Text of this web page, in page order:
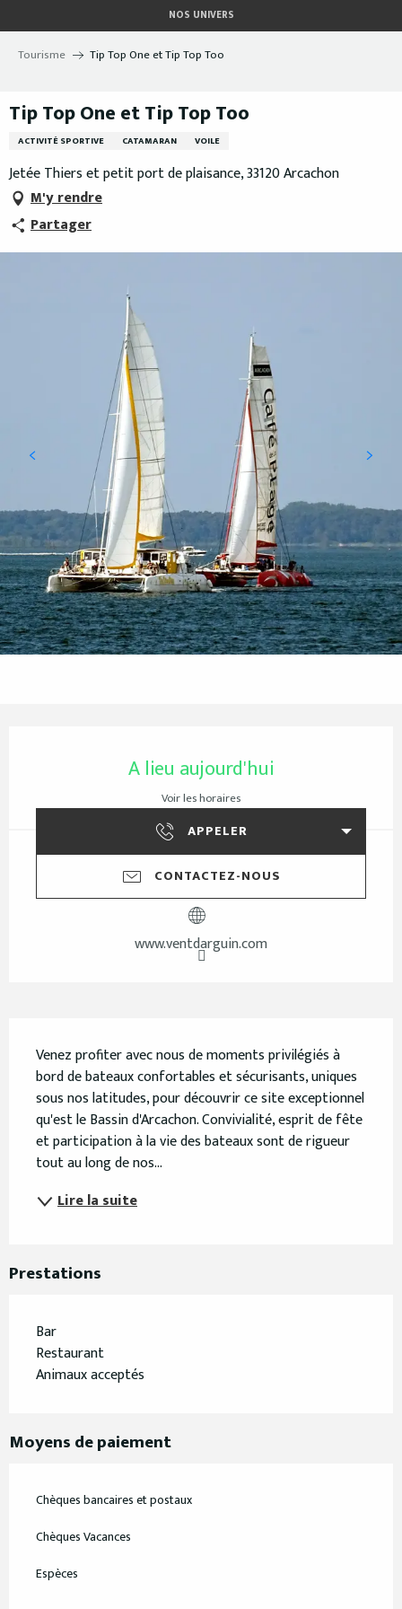
au
contenu
NOS UNIVERS
Tourisme Tip Top One et Tip Top Too
Tip Top One et Tip Top Too
ACTIVITÉ SPORTIVE CATAMARAN VOILE
Jetée Thiers et petit port de plaisance, 33120 Arcachon
M'y rendre
Partager
A lieu aujourd'hui
Voir les horaires
APPELER
CONTACTEZ-NOUS
www.ventdarguin.com
Venez profiter avec nous de moments privilégiés à
bord de bateaux confortables et sécurisants, uniques
sous nos latitudes, pour découvrir ce site exceptionnel
qu'est le Bassin d'Arcachon. Convivialité, esprit de fête
et participation à la vie des bateaux sont de rigueur
tout au long de nos...
Lire la suite
Prestations
Bar
Restaurant
Animaux acceptés
Moyens de paiement
Chèques bancaires et postaux
Chèques Vacances
Espèces